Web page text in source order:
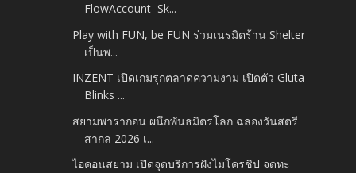
FlowAccount–Sk...
Play with FUN, be FUN ร่วมเนรมิตร้าน Shelter
เป็นพ...
INZENT เปิดเกมรุกตลาดความงาม เปิดตัว Gluta
Blinks ...
สยามพารากอน ผนึกพันธมิตรโลก ฉลองวันสตรี
สากล 2026 เ...
ไอคอนสยาม เปิดจุดบริการฝังไมโครชิป จดทะ